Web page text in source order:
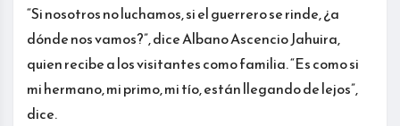
“Si nosotros no luchamos, si el guerrero se rinde, ¿a
dónde nos vamos?”, dice Albano Ascencio Jahuira,
quien recibe a los visitantes como familia. “Es como si
mi hermano, mi primo, mi tío, están llegando de lejos”,
dice.